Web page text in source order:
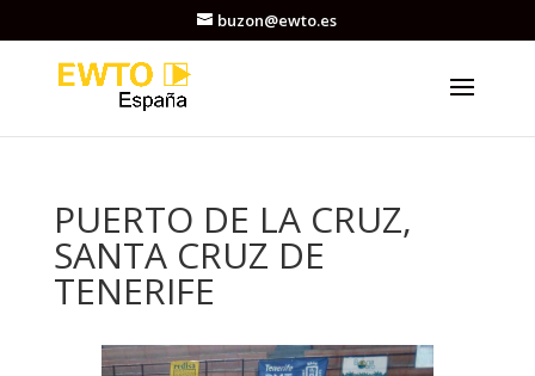
buzon@ewto.es
PUERTO DE LA CRUZ,
SANTA CRUZ DE
TENERIFE